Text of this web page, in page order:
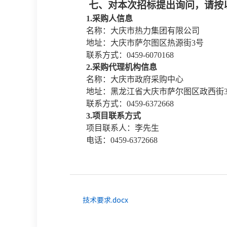
七、对本次招标提出询问，请按
1.采购人信息
名称：大庆市热力集团有限公司
地址：大庆市萨尔图区热源街3号
联系方式： 0459-6070168
2.采购代理机构信息
名称：大庆市政府采购中心
地址：黑龙江省大庆市萨尔图区政西街
联系方式： 0459-6372668
3.项目联系方式
项目联系人：李先生
电话： 0459-6372668
技术要求.docx